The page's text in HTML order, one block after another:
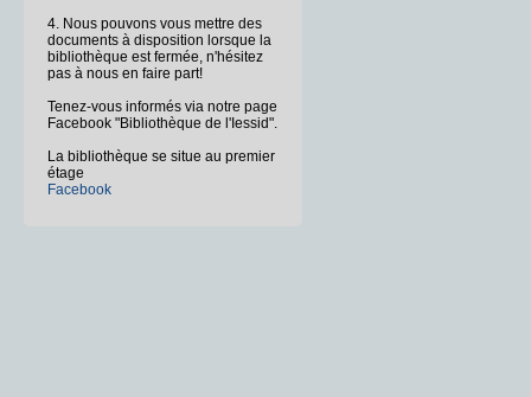
4. Nous pouvons vous mettre des
documents à disposition lorsque la
bibliothèque est fermée, n'hésitez
pas à nous en faire part!
Tenez-vous informés via notre page
Facebook "Bibliothèque de l'Iessid".
La bibliothèque se situe au premier
étage
Facebook